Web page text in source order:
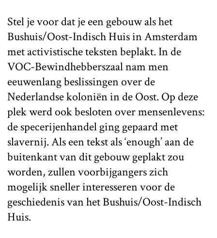
Stel je voor dat je een gebouw als het
Bushuis/Oost-Indisch Huis in Amsterdam
met activistische teksten beplakt. In de
VOC-Bewindhebberszaal nam men
eeuwenlang beslissingen over de
Nederlandse koloniën in de Oost. Op deze
plek werd ook besloten over mensenlevens:
de specerijenhandel ging gepaard met
slavernij. Als een tekst als ‘enough’ aan de
buitenkant van dit gebouw geplakt zou
worden, zullen voorbijgangers zich
mogelijk sneller interesseren voor de
geschiedenis van het Bushuis/Oost-Indisch
Huis.